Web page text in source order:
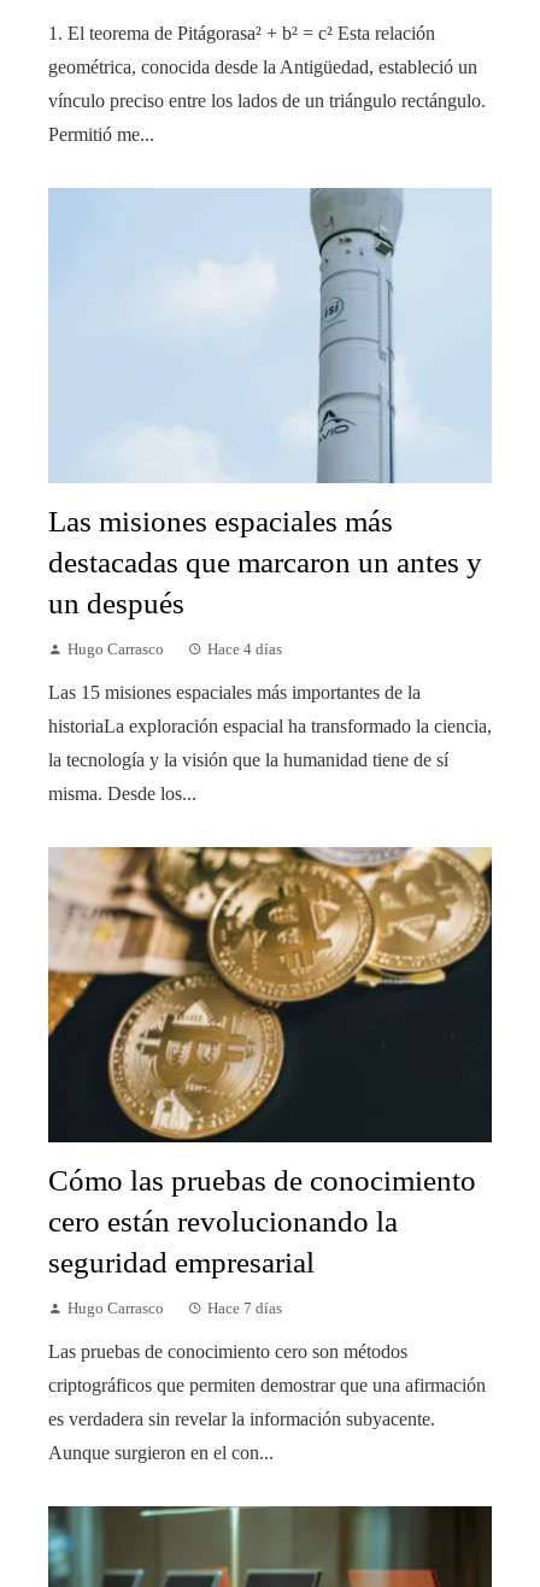
1. El teorema de Pitágorasa² + b² = c² Esta relación
geométrica, conocida desde la Antigüedad, estableció un
vínculo preciso entre los lados de un triángulo rectángulo.
Permitió me...
Las misiones espaciales más
destacadas que marcaron un antes y
un después
Hugo Carrasco Hace 4 días
Las 15 misiones espaciales más importantes de la
historiaLa exploración espacial ha transformado la ciencia,
la tecnología y la visión que la humanidad tiene de sí
misma. Desde los...
Cómo las pruebas de conocimiento
cero están revolucionando la
seguridad empresarial
Hugo Carrasco Hace 7 días
Las pruebas de conocimiento cero son métodos
criptográficos que permiten demostrar que una afirmación
es verdadera sin revelar la información subyacente.
Aunque surgieron en el con...